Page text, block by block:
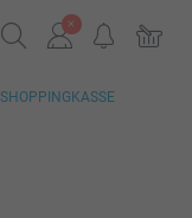
SHOPPINGKASSE